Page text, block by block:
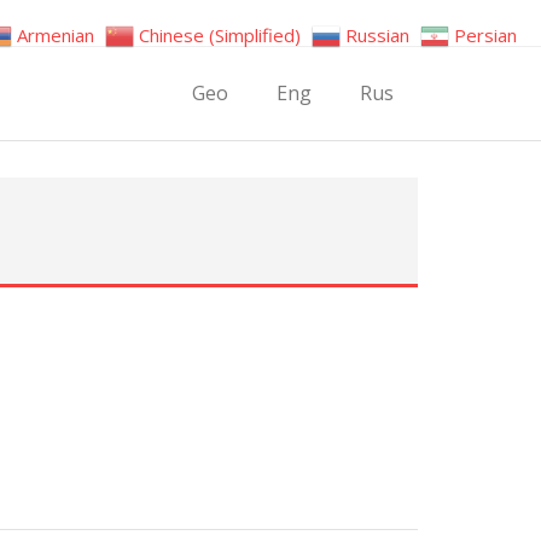
Geo Eng Rus
Armenian Chinese (Simplified) Russian Persian